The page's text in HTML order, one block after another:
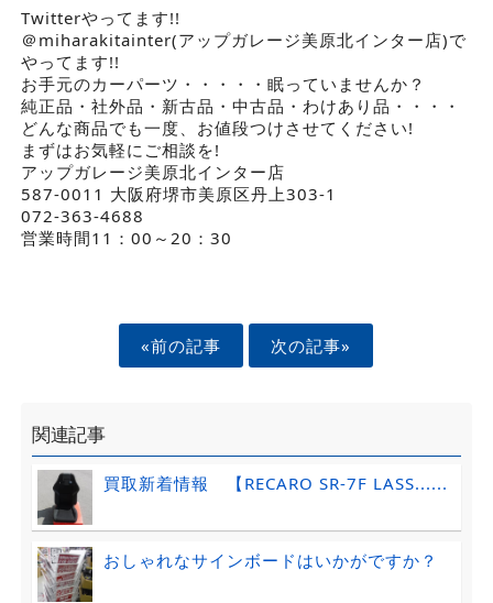
Twitterやってます!!
＠miharakitainter(アップガレージ美原北インター店)で
やってます!!
お手元のカーパーツ・・・・・眠っていませんか？
純正品・社外品・新古品・中古品・わけあり品・・・・
どんな商品でも一度、お値段つけさせてください!
まずはお気軽にご相談を!
アップガレージ美原北インター店
587-0011 大阪府堺市美原区丹上303-1
072-363-4688
営業時間11：00～20：30
«前の記事 次の記事»
関連記事
買取新着情報 【RECARO SR-7F LASS......
おしゃれなサインボードはいかがですか？